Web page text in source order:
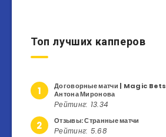
Топ лучших капперов
1
Договорные матчи | Magic Bets
Антона Миронова
Рейтинг: 13.34
2 Отзывы: Странные матчи
Рейтинг: 5.68